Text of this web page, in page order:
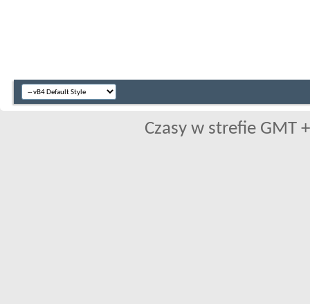
Czasy w strefie GMT